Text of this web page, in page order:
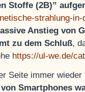
Stoffe (2B)”
strahlung-
Anstieg von
zu dem Schluß,
https://ul-we.de/
Seite immer
Smartphones